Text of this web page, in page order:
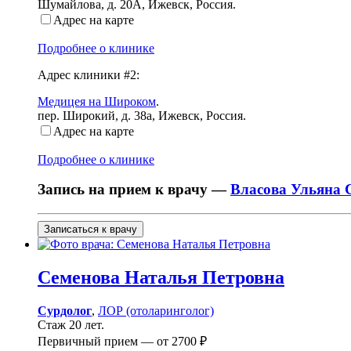
Шумайлова, д. 20А, Ижевск, Россия.
Адрес на карте
Подробнее о клинике
Адрес клиники #2:
Медицея на Широком.
пер. Широкий, д. 38а, Ижевск, Россия.
Адрес на карте
Подробнее о клинике
Запись на прием к врачу —Власова Ульяна
Записаться к врачу
Семенова Наталья Петровна
Сурдолог, ЛОР (отоларинголог)
Стаж 20 лет.
Первичный прием — от 2700 ₽